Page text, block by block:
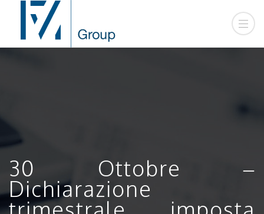
30 Ottobre –
Dichiarazione
trimestrale imposta